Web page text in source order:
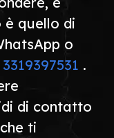
quello di
o
3319397531 .
di contatto
ti